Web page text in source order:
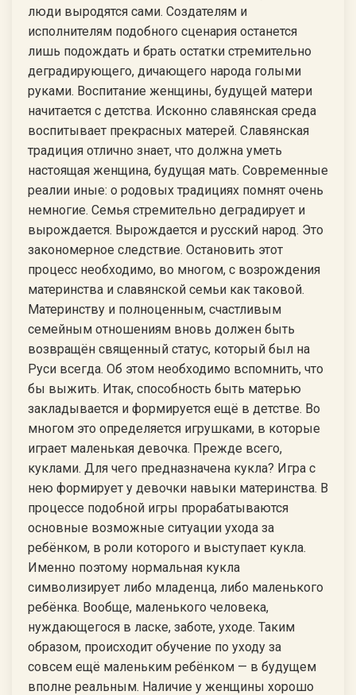
люди выродятся сами. Создателям и
исполнителям подобного сценария останется
лишь подождать и брать остатки стремительно
деградирующего, дичающего народа голыми
руками. Воспитание женщины, будущей матери
начитается с детства. Исконно славянская среда
воспитывает прекрасных матерей. Славянская
традиция отлично знает, что должна уметь
настоящая женщина, будущая мать. Современные
реалии иные: о родовых традициях помнят очень
немногие. Семья стремительно деградирует и
вырождается. Вырождается и русский народ. Это
закономерное следствие. Остановить этот
процесс необходимо, во многом, с возрождения
материнства и славянской семьи как таковой.
Материнству и полноценным, счастливым
семейным отношениям вновь должен быть
возвращён священный статус, который был на
Руси всегда. Об этом необходимо вспомнить, что
бы выжить. Итак, способность быть матерью
закладывается и формируется ещё в детстве. Во
многом это определяется игрушками, в которые
играет маленькая девочка. Прежде всего,
куклами. Для чего предназначена кукла? Игра с
нею формирует у девочки навыки материнства. В
процессе подобной игры прорабатываются
основные возможные ситуации ухода за
ребёнком, в роли которого и выступает кукла.
Именно поэтому нормальная кукла
символизирует либо младенца, либо маленького
ребёнка. Вообще, маленького человека,
нуждающегося в ласке, заботе, уходе. Таким
образом, происходит обучение по уходу за
совсем ещё маленьким ребёнком — в будущем
вполне реальным. Наличие у женщины хорошо